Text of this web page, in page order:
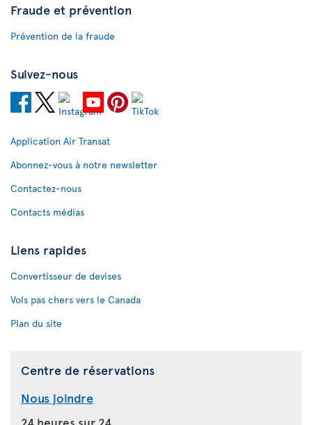
Fraude et prévention
Prévention de la fraude
Suivez-nous
Application Air Transat
Abonnez-vous à notre newsletter
Contactez-nous
Contacts médias
Liens rapides
Convertisseur de devises
Vols pas chers vers le Canada
Plan du site
Centre de réservations
Nous joindre